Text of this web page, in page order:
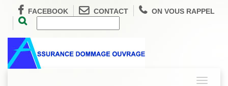
FACEBOOK CONTACT ON VOUS RAPPEL
Toggle